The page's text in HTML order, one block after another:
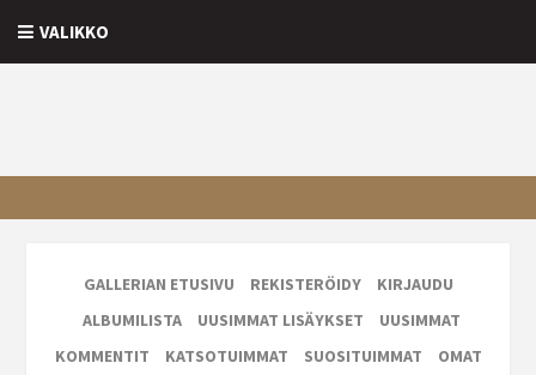
VALIKKO
GALLERIAN ETUSIVU REKISTERÖIDY
KIRJAUDU
ALBUMILISTA
UUSIMMAT LISÄYKSET
UUSIMMAT
KOMMENTIT
KATSOTUIMMAT SUOSITUIMMAT
OMAT